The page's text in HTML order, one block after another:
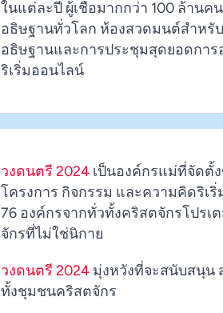
ในแต่ละปี ผู้เชื่อมากกว่า 100 ล้านค
อธิษฐานทั่วโลก ห้องสวดมนต์สำหรั
อธิษฐานและการประชุมสุดยอดกา
ริเริ่มออนไลน์
วงดนตรี 2024เป็นองค์กรแม่ที่จัดตั้
โครงการ กิจกรรม และความคิดริเ
76 องค์กรจากทั่วทั้งคริสตจักรโปร
จักรที่ไม่ใช่นิกาย
วงดนตรี 2024มุ่งหวังที่จะสนับสนุน
ทั้งชุมชนคริสตจักร